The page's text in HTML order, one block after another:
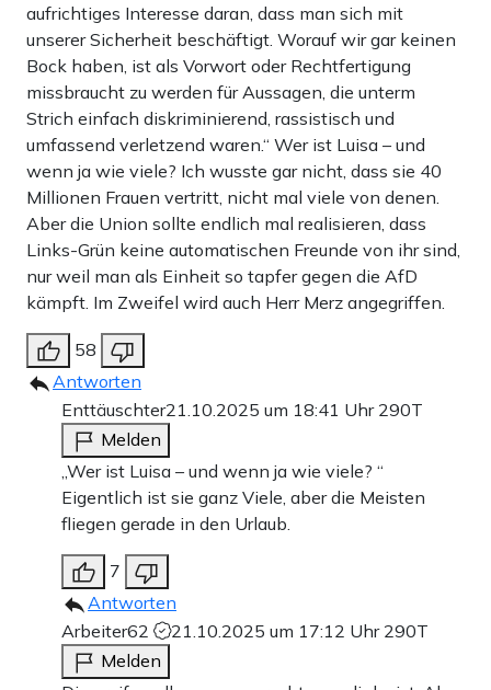
aufrichtiges Interesse daran, dass man sich mit
unserer Sicherheit beschäftigt. Worauf wir gar keinen
Bock haben, ist als Vorwort oder Rechtfertigung
missbraucht zu werden für Aussagen, die unterm
Strich einfach diskriminierend, rassistisch und
umfassend verletzend waren.“ Wer ist Luisa – und
wenn ja wie viele? Ich wusste gar nicht, dass sie 40
Millionen Frauen vertritt, nicht mal viele von denen.
Aber die Union sollte endlich mal realisieren, dass
Links-Grün keine automatischen Freunde von ihr sind,
nur weil man als Einheit so tapfer gegen die AfD
kämpft. Im Zweifel wird auch Herr Merz angegriffen.
58
Antworten
Enttäuschter21.10.2025 um 18:41 Uhr 290T
Melden
„Wer ist Luisa – und wenn ja wie viele? “
Eigentlich ist sie ganz Viele, aber die Meisten
fliegen gerade in den Urlaub.
7
Antworten
Arbeiter62
21.10.2025 um 17:12 Uhr 290T
Melden